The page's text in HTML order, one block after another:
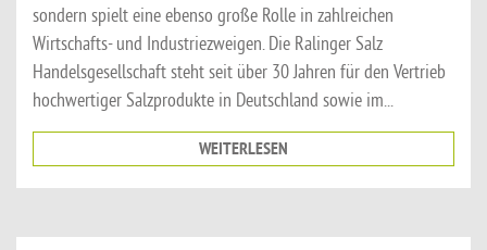
sondern spielt eine ebenso große Rolle in zahlreichen
Wirtschafts- und Industriezweigen. Die Ralinger Salz
Handelsgesellschaft steht seit über 30 Jahren für den Vertrieb
hochwertiger Salzprodukte in Deutschland sowie im...
WEITERLESEN